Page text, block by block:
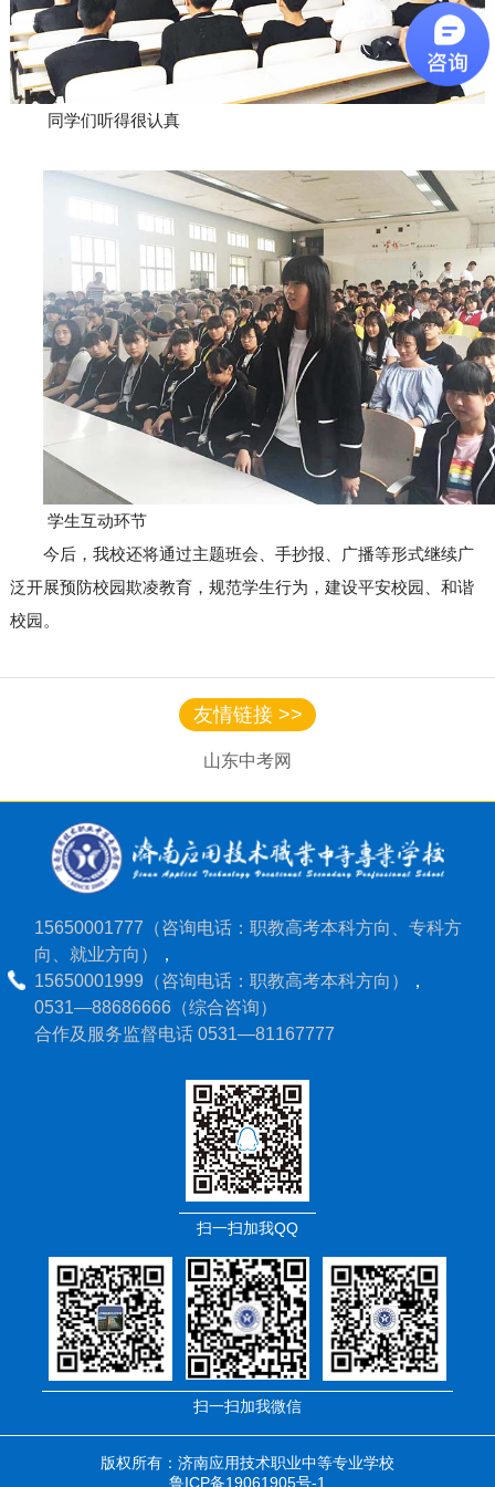
同学们听得很认真
学生互动环节
今后，我校还将通过主题班会、手抄报、广播等形式继续广
泛开展预防校园欺凌教育，规范学生行为，建设平安校园、和谐
校园。
友情链接 >>
山东中考网
15650001777（咨询电话：职教高考本科方向、专科方
向、就业方向）
，
15650001999（咨询电话：职教高考本科方向）
，
0531—88686666（综合咨询）
合作及服务监督电话 0531—81167777
扫一扫加我QQ
扫一扫加我微信
版权所有：济南应用技术职业中等专业学校
鲁ICP备19061905号-1